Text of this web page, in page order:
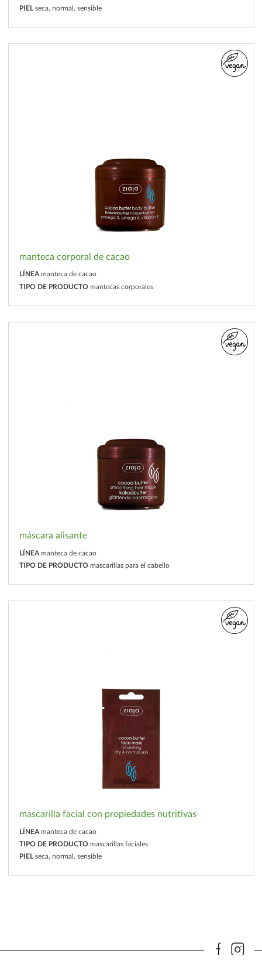
PIEL seca, normal, sensible
manteca corporal de cacao
LÍNEA manteca de cacao
TIPO DE PRODUCTO mantecas corporales
máscara alisante
LÍNEA manteca de cacao
TIPO DE PRODUCTO mascarillas para el cabello
mascarilla facial con propiedades nutritivas
LÍNEA manteca de cacao
TIPO DE PRODUCTO mascarillas faciales
PIEL seca, normal, sensible